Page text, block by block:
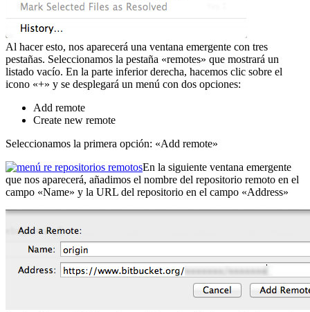
Al hacer esto, nos aparecerá una ventana emergente con tres
pestañas. Seleccionamos la pestaña «remotes» que mostrará un
listado vacío. En la parte inferior derecha, hacemos clic sobre el
icono «+» y se desplegará un menú con dos opciones:
Add remote
Create new remote
Seleccionamos la primera opción: «Add remote»
En la siguiente ventana emergente
que nos aparecerá, añadimos el nombre del repositorio remoto en el
campo «Name» y la URL del repositorio en el campo «Address»